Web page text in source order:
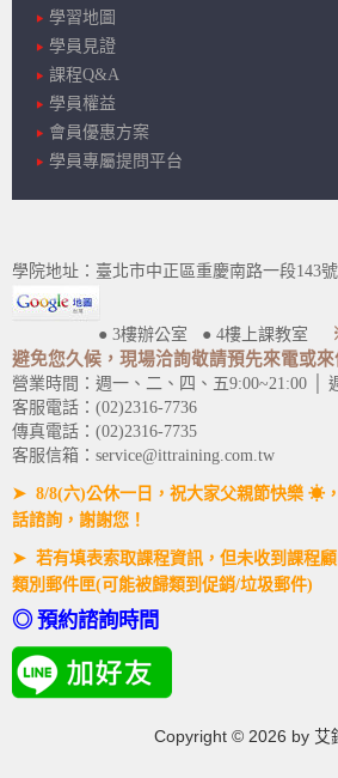
學習地圖
學員見證
課程Q&A
學員權益
會員優惠方案
學員專屬提問平台
學院地址：臺北市中正區重慶南路一段143
● 3樓辦公室 ● 4樓上課教室
避免您久候，現場洽詢敬請預先來電或來
營業時間：週一、二、四、五9:00~21:00 │
客服電話：(02)2316-7736
傳真電話：(02)2316-7735
客服信箱：service@ittraining.com.tw
➤ 8/8(六)公休一日，祝大家父親節快樂 ☀
話諮詢，謝謝您！
➤ 若有填表索取課程資訊，但未收到課程
類別郵件匣(可能被歸類到促銷/垃圾郵件)
◎ 預約諮詢時間
Copyright © 2026 by 艾